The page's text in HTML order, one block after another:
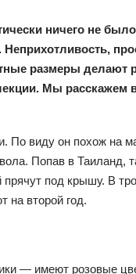
ничего не
размеры делают
Мы расскажем
виду он похож на
Попав в Таиланд,
под крышу. В
на второй год.
— имеют розовые